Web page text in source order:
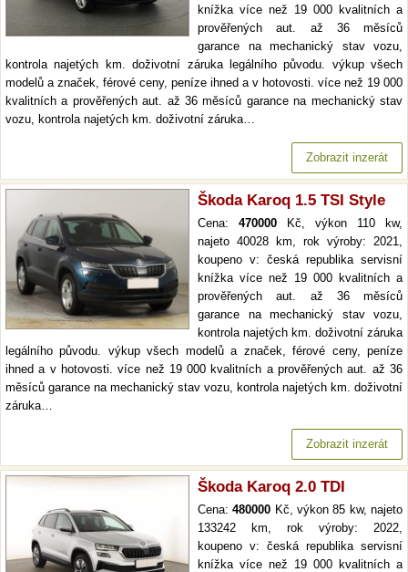
knížka více než 19 000 kvalitních a
prověřených aut. až 36 měsíců
garance na mechanický stav vozu,
kontrola najetých km. doživotní záruka legálního původu. výkup všech
modelů a značek, férové ceny, peníze ihned a v hotovosti. více než 19 000
kvalitních a prověřených aut. až 36 měsíců garance na mechanický stav
vozu, kontrola najetých km. doživotní záruka…
Zobrazit inzerát
Škoda Karoq 1.5 TSI Style
Cena: 470000 Kč, výkon 110 kw,
najeto 40028 km, rok výroby: 2021,
koupeno v: česká republika servisní
knížka více než 19 000 kvalitních a
prověřených aut. až 36 měsíců
garance na mechanický stav vozu,
kontrola najetých km. doživotní záruka
legálního původu. výkup všech modelů a značek, férové ceny, peníze
ihned a v hotovosti. více než 19 000 kvalitních a prověřených aut. až 36
měsíců garance na mechanický stav vozu, kontrola najetých km. doživotní
záruka…
Zobrazit inzerát
Škoda Karoq 2.0 TDI
Cena:480000 Kč, výkon 85 kw, najeto
133242 km, rok výroby: 2022,
koupeno v: česká republika servisní
knížka více než 19 000 kvalitních a